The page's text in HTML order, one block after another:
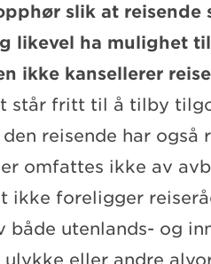
slik at
likevel ha mulighet
ikke kansellerer
står fritt til å tilby
den reisende har
omfattes ikke av
ikke foreligger
både utenlands- og
eller andre